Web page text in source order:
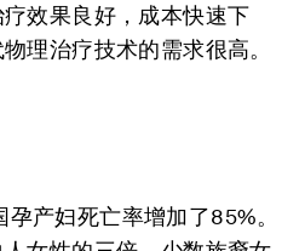
效果良好，成本快速下
理治疗技术的需求很高。
产妇死亡率增加了85%。